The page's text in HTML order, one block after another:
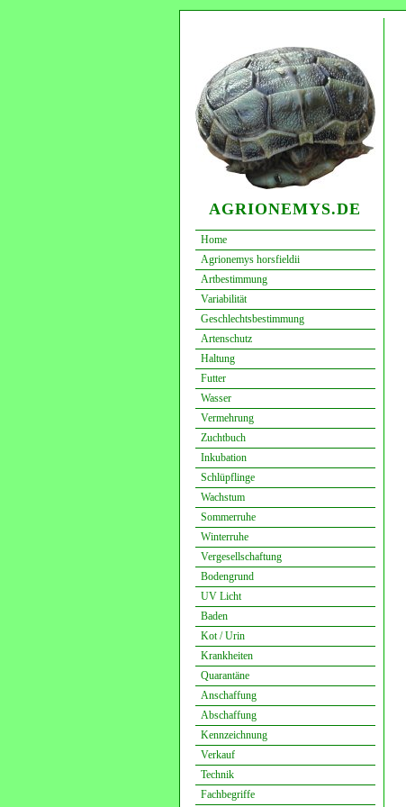
AGRIONEMYS.DE
Home
Agrionemys horsfieldii
Artbestimmung
Variabilität
Geschlechtsbestimmung
Artenschutz
Haltung
Futter
Wasser
Vermehrung
Zuchtbuch
Inkubation
Schlüpflinge
Wachstum
Sommerruhe
Winterruhe
Vergesellschaftung
Bodengrund
UV Licht
Baden
Kot / Urin
Krankheiten
Quarantäne
Anschaffung
Abschaffung
Kennzeichnung
Verkauf
Technik
Fachbegriffe